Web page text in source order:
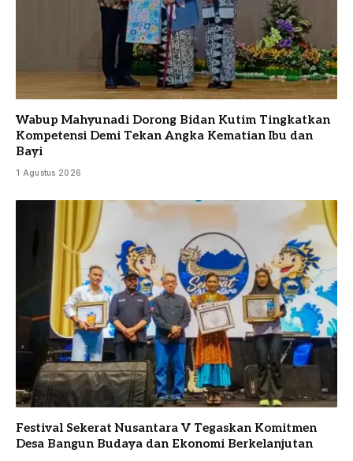
Wabup Mahyunadi Dorong Bidan Kutim Tingkatkan
Kompetensi Demi Tekan Angka Kematian Ibu dan
Bayi
1 Agustus 2026
Festival Sekerat Nusantara V Tegaskan Komitmen
Desa Bangun Budaya dan Ekonomi Berkelanjutan